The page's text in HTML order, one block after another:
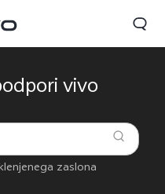
vivo
zaslona